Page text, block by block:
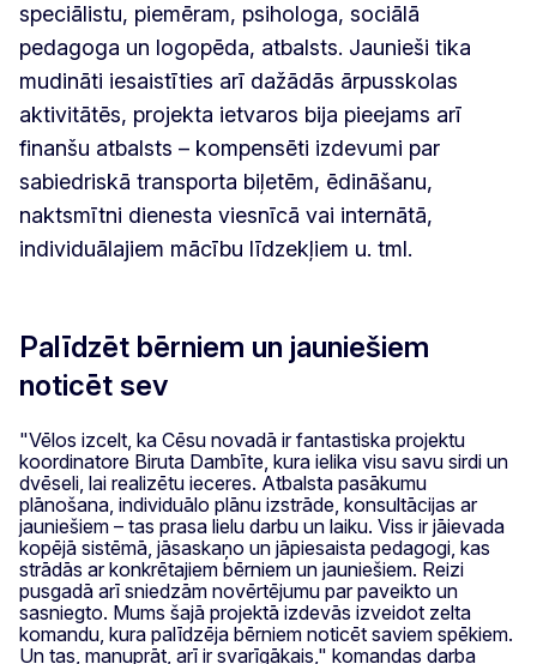
speciālistu, piemēram, psihologa, sociālā
pedagoga un logopēda, atbalsts. Jaunieši tika
mudināti iesaistīties arī dažādās ārpusskolas
aktivitātēs, projekta ietvaros bija pieejams arī
finanšu atbalsts – kompensēti izdevumi par
sabiedriskā transporta biļetēm, ēdināšanu,
naktsmītni dienesta viesnīcā vai internātā,
individuālajiem mācību līdzekļiem u. tml.
Palīdzēt bērniem un jauniešiem
noticēt sev
"Vēlos izcelt, ka Cēsu novadā ir fantastiska projektu
koordinatore Biruta Dambīte, kura ielika visu savu sirdi un
dvēseli, lai realizētu ieceres. Atbalsta pasākumu
plānošana, individuālo plānu izstrāde, konsultācijas ar
jauniešiem – tas prasa lielu darbu un laiku. Viss ir jāievada
kopējā sistēmā, jāsaskaņo un jāpiesaista pedagogi, kas
strādās ar konkrētajiem bērniem un jauniešiem. Reizi
pusgadā arī sniedzām novērtējumu par paveikto un
sasniegto. Mums šajā projektā izdevās izveidot zelta
komandu, kura palīdzēja bērniem noticēt saviem spēkiem.
Un tas, manuprāt, arī ir svarīgākais," komandas darba